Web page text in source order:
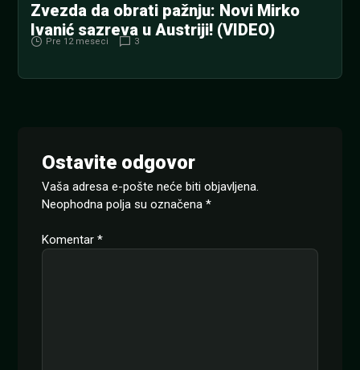
Zvezda da obrati pažnju: Novi Mirko
Ivanić sazreva u Austriji! (VIDEO)
Pre 12 meseci 3
Ostavite odgovor
Vaša adresa e-pošte neće biti objavljena.
Neophodna polja su označena *
Komentar *